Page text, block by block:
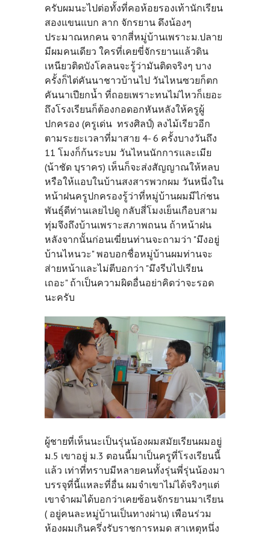
ครับผมนะไปต่อทั้งที่คอห้อยรองเท้านักเรียน
สองแขนแบก ลาก จักรยาน ดึงน้องๆ
ประมาณหกคน จากสี่หมู่บ้านเพราะม.ปลาย
มีผมคนเดียว ใครที่เคยขี่จักรยานแล้วดิน
เหนียวติดบังโคลนจะรู้ว่ามันติดจริงๆ บาง
ครั้งก็ไต่คันนาชาวบ้านไป วันไหนซวยก็ตก
คันนาเปียกน้ำ ที่ถอยเพราะทนไม่ไหวก็เยอะ
ถึงโรงเรียนก็ต้องกอดอกหันหลังให้ครูผู้
ปกครอง (ครูเด่น ทรงศิลป์) ลงไม้เรียวอีก
ตามระยะเวลาที่มาสาย 4- 6 ครั้งบางวันถึง
11 โมงก็ก้นระบม วันไหนนักการและเมีย
(น้าชัด บุราคร) เห็นก็จะส่งสัญญาณให้หลบ
หรือให้แอบในบ้านสงสารพวกผม วันหนึ่งใน
หน้าฝนครูปกครองรู้ว่าที่หมู่บ้านผมมีไก่ชน
พันธุ์ดีท่านเลยไปดู กลับสี่โมงเย็นเกือบสาม
ทุ่มจึงถึงบ้านเพราะสภาพถนน ถ้าหน้าฝน
หลังจากนั้นก่อนเฆี่ยนท่านจะถามว่า "มึงอยู่
บ้านไหนวะ" พอบอกชื่อหมู่บ้านผมท่านจะ
ส่ายหน้าและไม่ตีบอกว่า "มึงรีบไปเรียน
เถอะ" ถ้าเป็นความผิดอื่นอย่าคิดว่าจะรอด
นะครับ
ผู้ชายที่เห็นนะเป็นรุ่นน้องผมสมัยเรียนผมอยู่
ม.5 เขาอยู่ ม.3 ตอนนี้มาเป็นครูที่โรงเรียนนี้
แล้ว เท่าที่ทราบมีหลายคนทั้งรุ่นพี่รุ่นน้องมา
บรรจุที่นี้แหละที่อื่น ผมจำเขาไม่ได้จริงๆแต่
เขาจำผมได้บอกว่าเคยซ้อนจักรยานมาเรียน
( อยู่คนละหมู่บ้านเป็นทางผ่าน) เพือนร่วม
ห้องผมเกินครึ่งรับราชการหมด สาเหตุหนึ่ง